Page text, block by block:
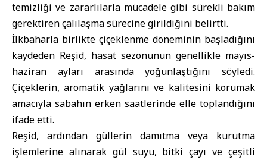
temizliği ve zararlılarla mücadele gibi sürekli bakım
gerektiren çalılaşma sürecine girildiğini belirtti.
İlkbaharla birlikte çiçeklenme döneminin başladığını
kaydeden Reşid, hasat sezonunun genellikle mayıs-
haziran ayları arasında yoğunlaştığını söyledi.
Çiçeklerin, aromatik yağlarını ve kalitesini korumak
amacıyla sabahın erken saatlerinde elle toplandığını
ifade etti.
Reşid, ardından güllerin damıtma veya kurutma
işlemlerine alınarak gül suyu, bitki çayı ve çeşitli